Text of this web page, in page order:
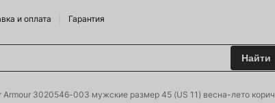
и оплата Гарантия
и Сидрарии
Найти
Armour 3020546-003 мужские размер 45 (US 11) весна-лето